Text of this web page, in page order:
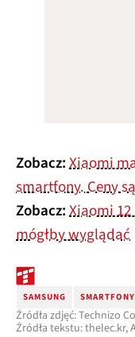
Zobacz:Xiaomi
smartfony. Ceny
Zobacz:Xiaomi
mógłby wyglądać
SAMSUNG
Źródła zdjęć: Technizo
Źródła tekstu: